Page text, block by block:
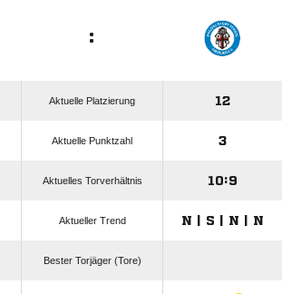
:
Aktuelle Platzierung 12
Aktuelle Punktzahl 3
Aktuelles Torverhältnis 10:9
Aktueller Trend N | S | N | N
Bester Torjäger (Tore)